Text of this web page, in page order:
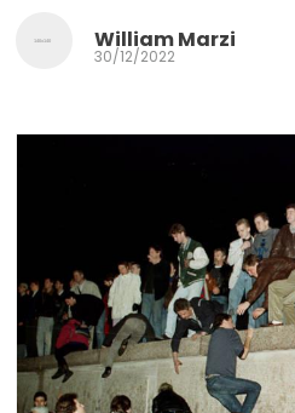
William Marzi
30/12/2022